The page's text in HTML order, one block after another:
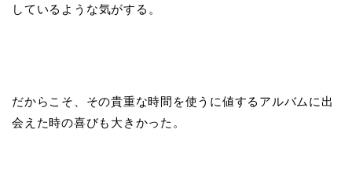
しているような気がする。
だからこそ、その貴重な時間を使うに値するアルバムに出
会えた時の喜びも大きかった。